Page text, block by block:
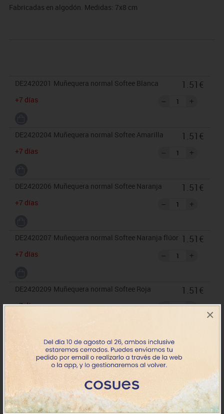
×
Fabricadas en algodón. Medidas: 7x8 cm
DE2420201 Muñequera normal Softee Blanca
+7 días
1.51€
DE2420204 Muñequera normal Softee Amarilla
+7 días
1.51€
DE2420206 Muñequera normal Softee Naranja
+7 días
1.51€
DE2420207 Muñequera normal Softee Naranja flúor
+7 días
1.51€
DE2420209 Muñequera normal Softee Roja
+7 días
1.51€
DE2420212 Muñequera normal Softee Rosa
+7 días
DE2420217 Muñequera normal Softee Azul
+7 días
1.51€